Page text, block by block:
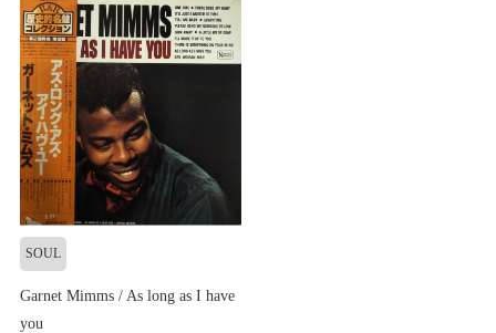
SOUL
Garnet Mimms / As long as I have
you